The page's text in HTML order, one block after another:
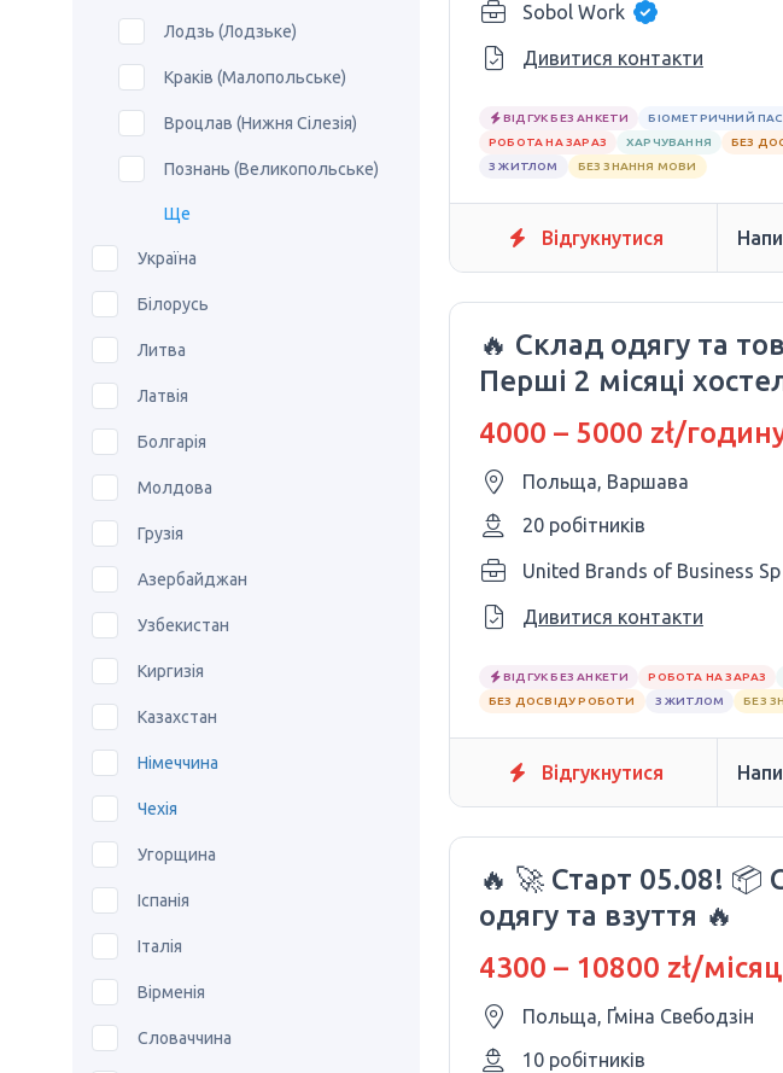
Лодзь (Лодзьке)
Краків (Малопольське)
Вроцлав (Нижня Сілезія)
Познань (Великопольське)
Ще
Україна
Білорусь
Литва
Латвія
Болгарія
Молдова
Грузія
Азербайджан
Узбекистан
Киргизія
Казахстан
Німеччина
Чехія
Угорщина
Іспанія
Італія
Вірменія
Словаччина
Sobol Work
Дивитися контакти
ВІДГУК БЕЗ АНКЕТИ
БІОМЕТРИЧНИЙ
РОБОТА НА ЗАРАЗ
ХАРЧУВАННЯ
БЕЗ
З ЖИТЛОМ
БЕЗ ЗНАННЯ МОВИ
Відгукнутися
🔥 Склад одягу та
Перші 2 місяці
БЕЗКОШТОВНІ
4000 – 5000 zł/
Польща, Варшава
20 робітників
Дивитися контакти
ВІДГУК БЕЗ АНКЕТИ РОБОТА НА ЗАРАЗ
БЕЗ ДОСВІДУ РОБОТИ
З ЖИТЛОМ БЕЗ
Відгукнутися
🔥 🚀 Старт 05.08! 📦
одягу та взуття 🔥
4300 – 10800 zł/
Польща, Ґміна Свебодзін
10 робітників